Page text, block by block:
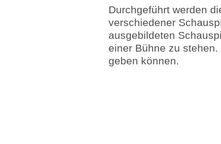
Durchgeführt werden
verschiedener
ausgebildeten
einer Bühne zu
geben können.